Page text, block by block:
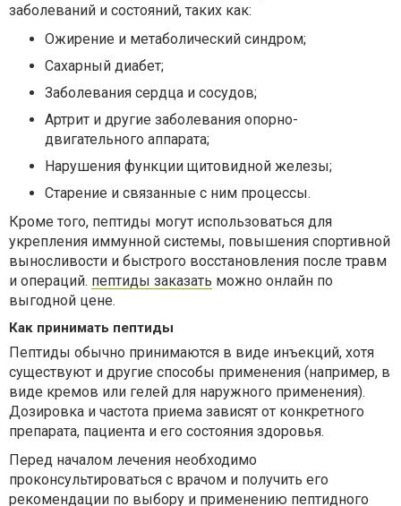
заболеваний и состояний, таких как:
Ожирение и метаболический синдром;
Сахарный диабет;
Заболевания сердца и сосудов;
Артрит и другие заболевания опорно-
двигательного аппарата;
Нарушения функции щитовидной железы;
Старение и связанные с ним процессы.
Кроме того, пептиды могут использоваться для
укрепления иммунной системы, повышения спортивной
выносливости и быстрого восстановления после травм
и операций. пептиды заказать можно онлайн по
выгодной цене.
Как принимать пептиды
Пептиды обычно принимаются в виде инъекций, хотя
существуют и другие способы применения (например, в
виде кремов или гелей для наружного применения).
Дозировка и частота приема зависят от конкретного
препарата, пациента и его состояния здоровья.
Перед началом лечения необходимо
проконсультироваться с врачом и получить его
рекомендации по выбору и применению пептидного